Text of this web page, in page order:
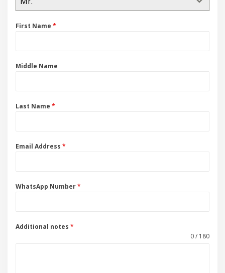
First Name*
Middle Name
Last Name*
Email Address*
WhatsApp Number*
Additional notes*
0 / 180